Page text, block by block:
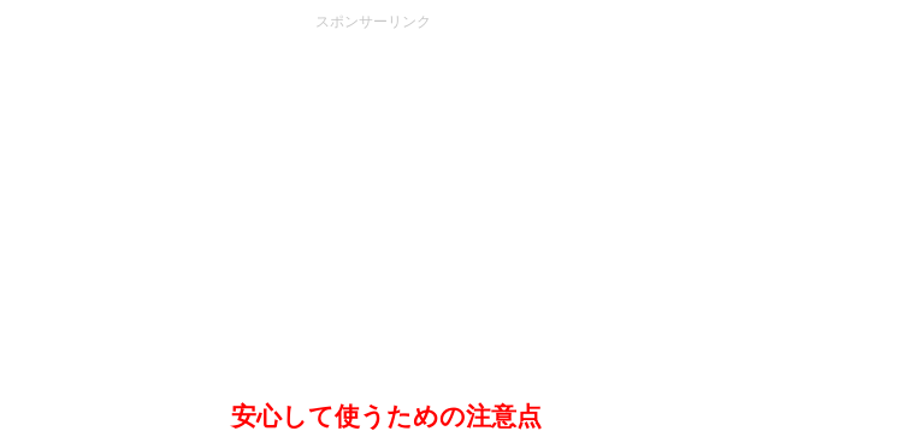
スポンサーリンク
安心して使うための注意点